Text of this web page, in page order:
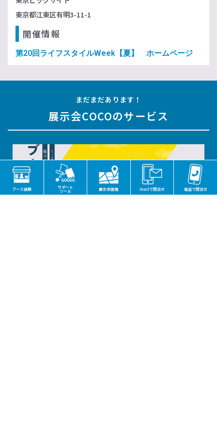
東京都江東区有明3-11-1
開催情報
第20回ライフスタイルWeek【夏】 ホームページ
まだまだあります！
展示会COCOのサービス
ブース装飾 サポート
ツール 展示会情報 mailで問合せ 電話で問合せ